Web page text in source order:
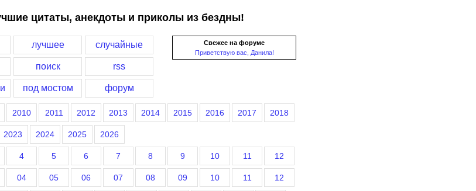
цитаты, анекдоты и приколы из бездны!
Свежее на форуме
Приветствую вас, Данила!
лучшее случайные
поиск rss
под мостом форум
2010 2011 2012 2013 2014 2015 2016 2017 2018
2023 2024 2025 2026
4 5 6 7 8 9 10 11 12
04 05 06 07 08 09 10 11 12